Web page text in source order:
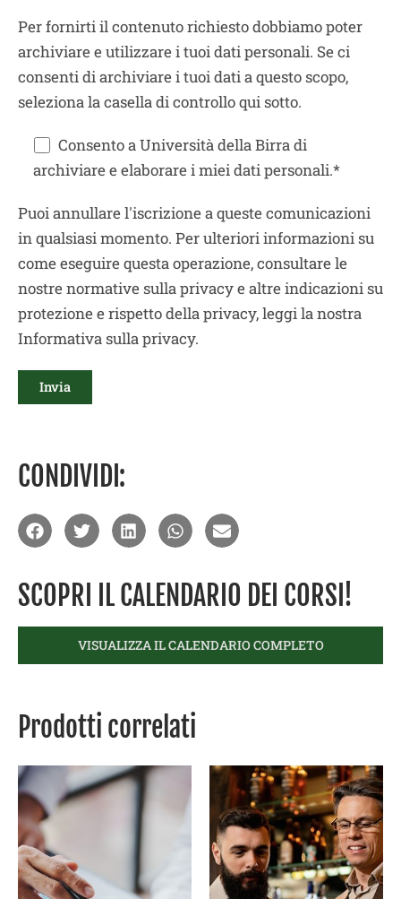
Per fornirti il contenuto richiesto dobbiamo poter
archiviare e utilizzare i tuoi dati personali. Se ci
consenti di archiviare i tuoi dati a questo scopo,
seleziona la casella di controllo qui sotto.
Consento a Università della Birra di
archiviare e elaborare i miei dati personali.*
Puoi annullare l'iscrizione a queste comunicazioni
in qualsiasi momento. Per ulteriori informazioni su
come eseguire questa operazione, consultare le
nostre normative sulla privacy e altre indicazioni su
protezione e rispetto della privacy, leggi la nostra
Informativa sulla privacy.
CONDIVIDI:
SCOPRI IL CALENDARIO DEI CORSI!
VISUALIZZA IL CALENDARIO COMPLETO
Prodotti correlati